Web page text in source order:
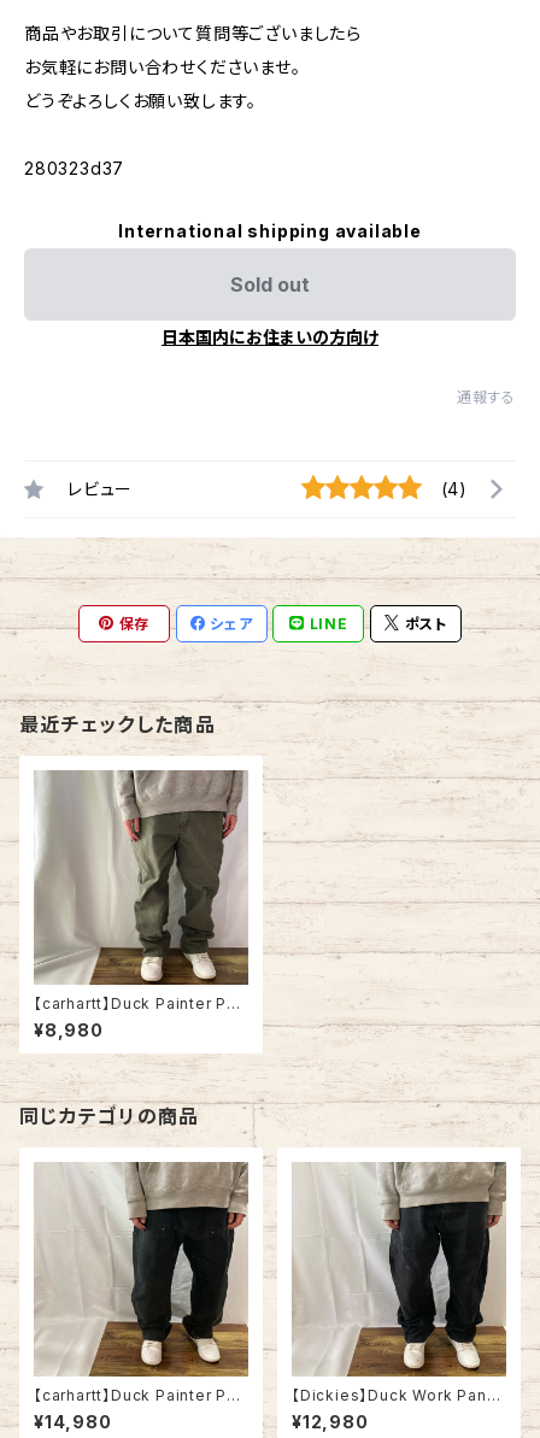
商品やお取引について質問等ございましたら
お気軽にお問い合わせくださいませ。
どうぞよろしくお願い致します。
280323d37
International shipping available
Sold out
日本国内にお住まいの方向け
通報する
レビュー (4)
保存 シェア LINE ポスト
最近チェックした商品
【carhartt】Duck Painter Pan
ts W34×32 カーハート ペイン
ターパンツ ワークパンツ カーキ
ダック地 ゆるだぼ ビッグシルエ
ット アメリカ USA 古着
¥8,980
同じカテゴリの商品
【carhartt】Duck Painter Pan
ts “Double Knee” W38×32
カーハート ダブルニー ペインタ
¥14,980
【Dickies】Duck Work Pants
“Double Knee” W38×L30
ディッキーズ ダブルニー ダック
¥12,980